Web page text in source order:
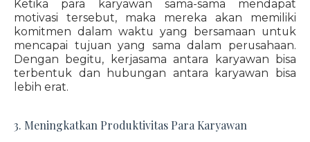
Ketika para karyawan sama-sama mendapat
motivasi tersebut, maka mereka akan memiliki
komitmen dalam waktu yang bersamaan untuk
mencapai tujuan yang sama dalam perusahaan.
Dengan begitu, kerjasama antara karyawan bisa
terbentuk dan hubungan antara karyawan bisa
lebih erat.
3. Meningkatkan Produktivitas Para Karyawan